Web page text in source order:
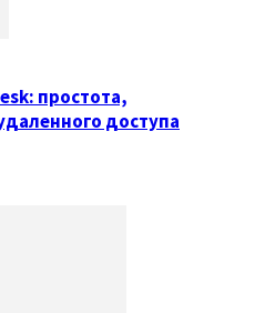
простота,
доступа